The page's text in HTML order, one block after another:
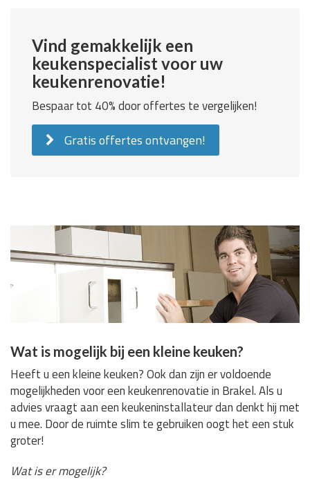
Vind gemakkelijk een
keukenspecialist voor uw
keukenrenovatie!
Bespaar tot 40% door offertes te vergelijken!
Gratis offertes ontvangen!
Wat is mogelijk bij een kleine keuken?
Heeft u een kleine keuken? Ook dan zijn er voldoende
mogelijkheden voor een keukenrenovatie in Brakel. Als u
advies vraagt aan een keukeninstallateur dan denkt hij met
u mee. Door de ruimte slim te gebruiken oogt het een stuk
groter!
Wat is er mogelijk?